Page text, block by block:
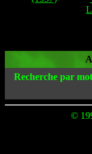
Recherche par
©